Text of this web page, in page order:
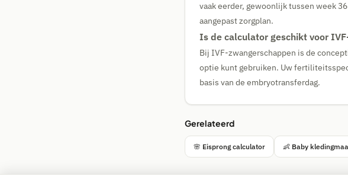
vaak eerder, gewoonlijk tussen week
aangepast zorgplan.
Is de calculator geschikt voor
Bij IVF-zwangerschappen is de
optie kunt gebruiken. Uw
basis van de embryotransferdag.
Gerelateerd
🌸 Eisprong calculator 👶 Baby